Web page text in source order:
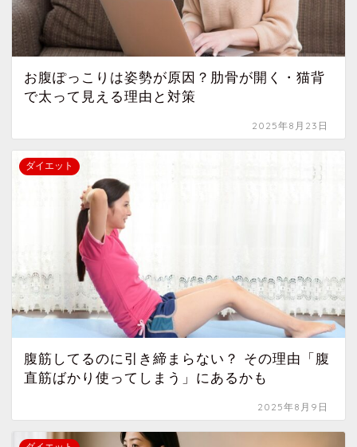
お腹ぽっこりは姿勢が原因？肋骨が開く・猫背
で太って見える理由と対策
2025年8月23日
ダイエット
腹筋してるのに引き締まらない？ その理由「腹
直筋ばかり使ってしまう」にあるかも
2025年8月9日